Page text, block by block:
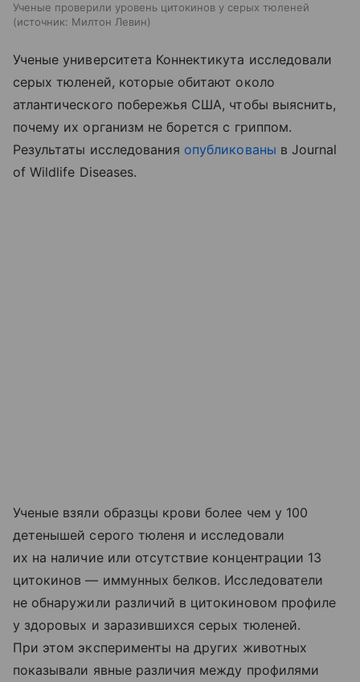
Ученые проверили уровень цитокинов у серых тюленей
источник: Милтон Левин
Ученые университета Коннектикута исследовали
серых тюленей, которые обитают около
атлантического побережья США, чтобы выяснить,
почему их организм не борется с гриппом.
Результаты исследования опубликованы в Journal
of Wildlife Diseases.
Ученые взяли образцы крови более чем у 100
детенышей серого тюленя и исследовали
их на наличие или отсутствие концентрации 13
цитокинов — иммунных белков. Исследователи
не обнаружили различий в цитокиновом профиле
у здоровых и заразившихся серых тюленей.
При этом эксперименты на других животных
показывали явные различия между профилями